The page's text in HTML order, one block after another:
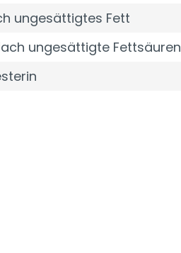
ungesättigtes Fett
ungesättigte Fettsäuren